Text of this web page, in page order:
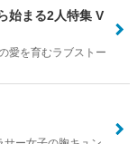
始まる2人特集 V
愛を育むラブストー